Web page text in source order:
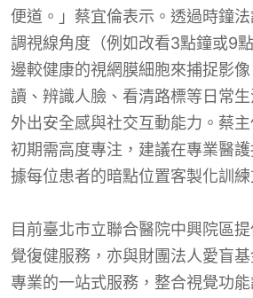
便道。」蔡宜倫表示。透過時鐘
調視線角度（例如改看3點鐘或9
邊較健康的視網膜細胞來捕捉影
讀、辨識人臉、看清路標等日常
外出安全感與社交互動能力。蔡
初期需高度專注，建議在專業醫
據每位患者的暗點位置客製化訓練
目前臺北市立聯合醫院中興院區
覺復健服務，亦與財團法人愛盲
專業的一站式服務，整合視覺功